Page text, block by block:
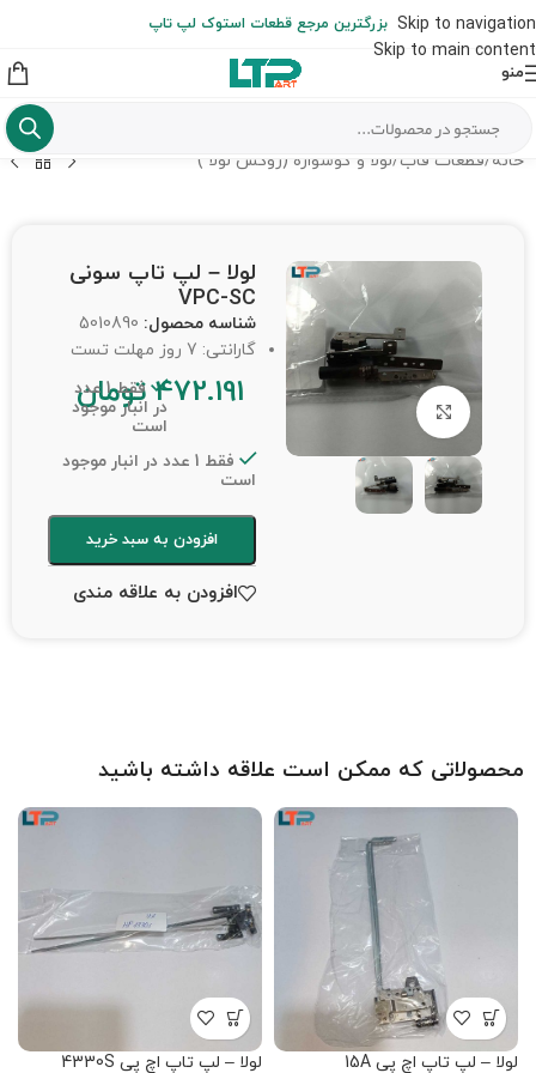
Skip to navigation
Skip to main content
از شهرستان به عهده مشتری است)
بزرگترین مرجع قطعات استوک لپ تاپ
منو
خانه /قطعات قاب/لولا و گوشواره (روکش لولا )
برای بزرگنمایی کلیک کنید
لولا – لپ تاپ سونی
VPC-SC
شناسه محصول: 5010890
گارانتی: 7 روز مهلت تست
472.191 تومان
فقط 1 عدد
در انبار موجود
است
فقط 1 عدد در انبار موجود
است
افزودن به سبد خرید
افزودن به علاقه مندی
محصولاتی که ممکن است علاقه داشته باشید
لولا – لپ تاپ اچ پی 15A لولا – لپ تاپ اچ پی 4330S